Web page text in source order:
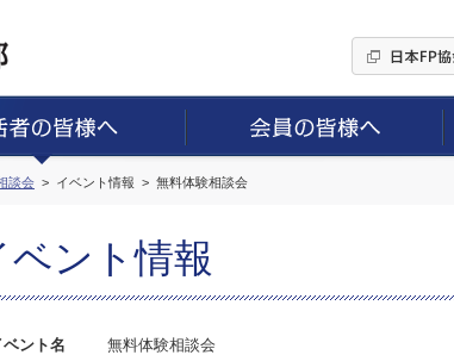
談会 イベント情報 無料体験相談会
ベント情報
ベント名 無料体験相談会